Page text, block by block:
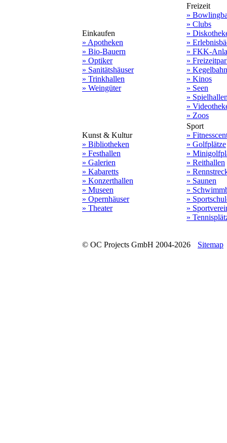
Einkaufen
» Apotheken
» Bio-Bauern
» Optiker
» Sanitätshäuser
» Trinkhallen
» Weingüter
Freizeit
»
» Clubs
»
»
» FKK-
»
»
» Kinos
» Seen
»
»
» Zoos
Kunst & Kultur
» Bibliotheken
» Festhallen
» Galerien
» Kabaretts
» Konzerthallen
» Museen
» Opernhäuser
» Theater
Sport
»
» Golfplätze
»
» Reithallen
»
» Saunen
»
»
»
»
© OC Projects GmbH 2004-2026 Sitemap